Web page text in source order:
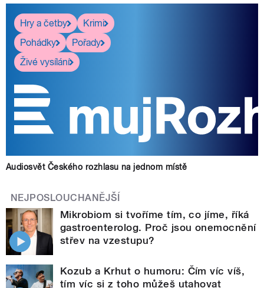
Hry a četby
Krimi
Pohádky
Pořady
Živé vysílání
Audiosvět Českého rozhlasu na jednom místě
NEJPOSLOUCHANĚJŠÍ
Mikrobiom si tvoříme tím, co jíme, říká
gastroenterolog. Proč jsou onemocnění
střev na vzestupu?
Kozub a Krhut o humoru: Čím víc víš,
tím víc si z toho můžeš utahovat